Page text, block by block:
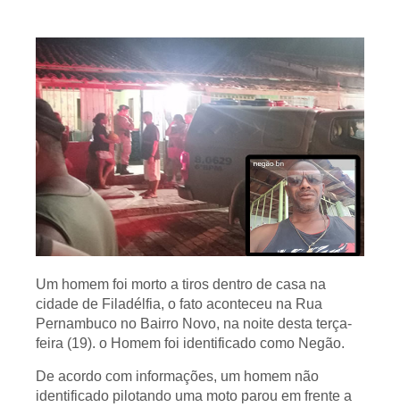
Um homem foi morto a tiros dentro de casa na
cidade de Filadélfia, o fato aconteceu na Rua
Pernambuco no Bairro Novo, na noite desta terça-
feira (19). o Homem foi identificado como Negão.
De acordo com informações, um homem não
identificado pilotando uma moto parou em frente a